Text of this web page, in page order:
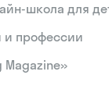
школа для
профессии
Magazine»